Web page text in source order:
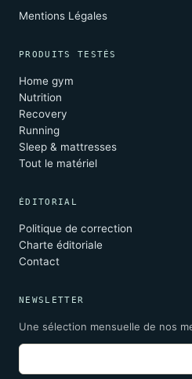
Mentions Légales
PRODUITS TESTÉS
Home gym
Nutrition
Recovery
Running
Sleep & mattresses
Tout le matériel
ÉDITORIAL
Politique de correction
Charte éditoriale
Contact
NEWSLETTER
Une sélection mensuelle de nos
Email